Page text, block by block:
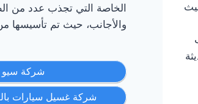
الخاصة التي تجذب عدد من
والأجانب، حيث تم تأسيسها
شركة سيو
شركة غسيل سيارات